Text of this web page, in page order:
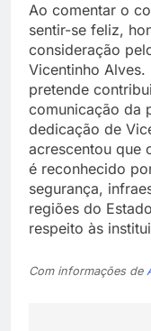
Ao comentar o
sentir-se feliz,
consideração
Vicentinho
pretende
comunicação da
dedicação de
acrescentou que
é reconhecido
segurança,
regiões do
respeito às
Com informações de